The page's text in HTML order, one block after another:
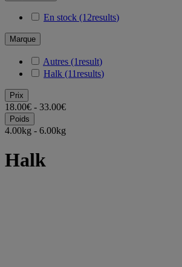
En stock (12results)
Marque
Autres (1result)
Halk (11results)
Prix
18.00€ - 33.00€
Poids
4.00kg - 6.00kg
Halk